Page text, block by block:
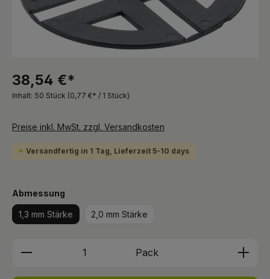
38,54 €*
Inhalt: 50 Stück (0,77 €* / 1 Stück)
Preise inkl. MwSt. zzgl. Versandkosten
Versandfertig in 1 Tag, Lieferzeit 5-10 days
Abmessung
1,3 mm Stärke 2,0 mm Stärke
Produkt Anzahl: Gib den
Pack